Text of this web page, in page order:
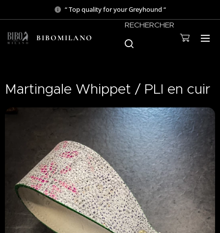
“ Top quality for your Greyhound “
BIBOMILANO
RECHERCHER
Martingale Whippet / PLI en cuir